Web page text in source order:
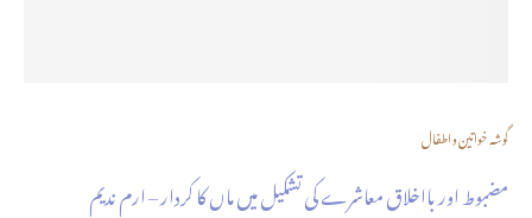
گوشہ خواتین و اطفال
مضبوط اور بااخلاق معاشرے کی تشکیل میں ماں کا کردار – ارم ندیم